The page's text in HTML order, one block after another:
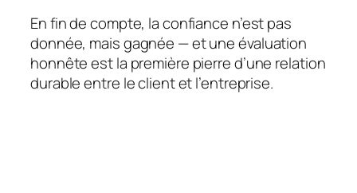
En fin de compte, la confiance n’est pas
donnée, mais gagnée — et une évaluation
honnête est la première pierre d’une relation
durable entre le client et l’entreprise.